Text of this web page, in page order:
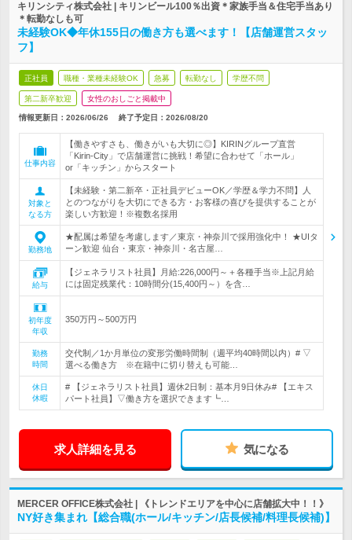
キリンシティ株式会社 | キリンビール100％出資＊家族手当＆住宅手当あり
＊転勤なしも可
未経験OK◆年休155日の働き方も選べます！【店舗運営スタッ
フ】
正社員 職種・業種未経験OK 急募 転勤なし 学歴不問
第二新卒歓迎 女性のおしごと掲載中
情報更新日：2026/06/26 終了予定日： 2026/08/20
仕事内容
【働きやすさも、働きがいも大切に◎】KIRINグループ直営
「Kirin-City」で店舗運営に挑戦！希望に合わせて「ホール」
or「キッチン」からスタート
対象と
なる方
【未経験・第二新卒・正社員デビューOK／学歴＆学力不問】人
とのつながりを大切にできる方・お客様の喜びを提供することが
楽しい方歓迎！※複数名採用
勤務地
★配属は希望を考慮します／東京・神奈川で採用強化中！ ★UIタ
ーン歓迎 仙台・東京・神奈川・名古屋…
給与
【ジェネラリスト社員】月給:226,000円～＋各種手当※上記月給
には固定残業代：10時間分(15,400円～）を含…
初年度
年収
350万円～500万円
勤務
時間
交代制／1か月単位の変形労働時間制（週平均40時間以内）# ▽
選べる働き方 ※在籍中に切り替えも可能…
休日
休暇
# 【ジェネラリスト社員】週休2日制：基本月9日休み# 【エキス
パート社員】▽働き方を選択できます┗…
求人詳細を見る 気になる
MERCER OFFICE株式会社 | 《トレンドエリアを中心に店舗拡大中！！》
NY好き集まれ【総合職(ホール/キッチン/店長候補/料理長候補)】